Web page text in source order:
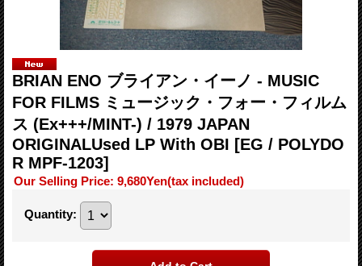
BRIAN ENO ブライアン・イーノ - MUSIC
FOR FILMS ミュージック・フォー・フィルム
ス (Ex+++/MINT-) / 1979 JAPAN
ORIGINALUsed LP With OBI [EG / POLYDO
R MPF-1203]
Our Selling Price: 9,680Yen(tax included)
Quantity: